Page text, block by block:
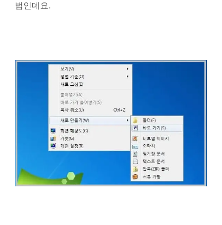
법인데요.